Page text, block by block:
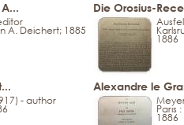
A. Deichert; 1885
Die Orosius-
1886
- author
Alexandre le
Paris
1886